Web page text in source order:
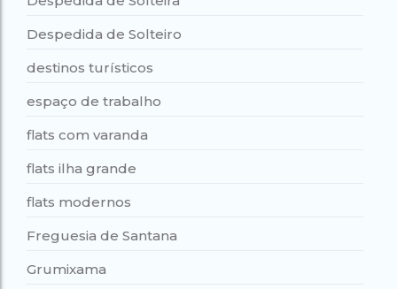
Despedida de Solteiro
destinos turísticos
espaço de trabalho
flats com varanda
flats ilha grande
flats modernos
Freguesia de Santana
Grumixama